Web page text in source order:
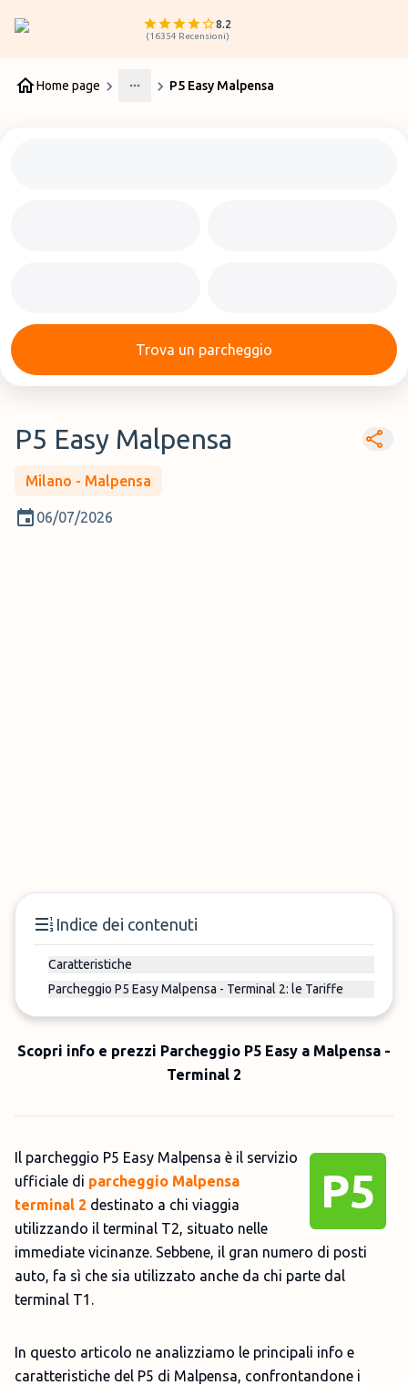
8.2
(16354 Recensioni)
Home page
More
P5 Easy Malpensa
Trova un parcheggio
P5 Easy Malpensa
Milano - Malpensa
06/07/2026
Indice dei contenuti
Caratteristiche
Parcheggio P5 Easy Malpensa - Terminal 2: le Tariffe
Scopri info e prezzi Parcheggio P5 Easy a Malpensa -
Terminal 2
Il parcheggio P5 Easy Malpensa è il servizio
ufficiale di parcheggio Malpensa
terminal 2 destinato a chi viaggia
utilizzando il terminal T2, situato nelle
immediate vicinanze. Sebbene, il gran numero di posti
auto, fa sì che sia utilizzato anche da chi parte dal
terminal T1.
In questo articolo ne analizziamo le principali info e
caratteristiche del P5 di Malpensa, confrontandone i